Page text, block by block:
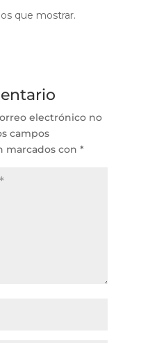
que mostrar.
electrónico no
campos
marcados con *